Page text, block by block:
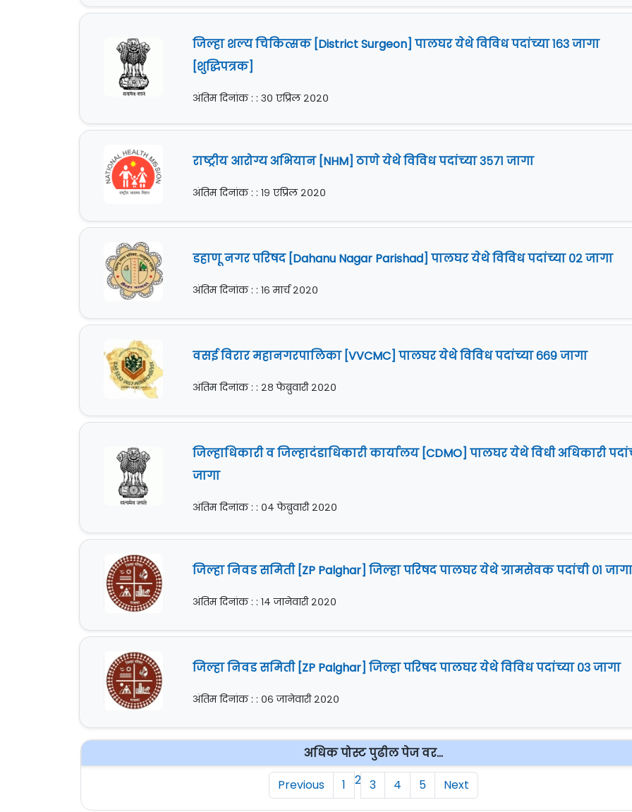
जिल्हा शल्य चिकित्सक [District Surgeon] पालघर येथे विविध पदांच्या १६३ जागा
[शुद्धिपत्रक]
अंतिम दिनांक : : ३० एप्रिल २०२०
राष्ट्रीय आरोग्य अभियान [NHM] ठाणे येथे विविध पदांच्या ३५७१ जागा
अंतिम दिनांक : : १९ एप्रिल २०२०
डहाणू नगर परिषद [Dahanu Nagar Parishad] पालघर येथे विविध पदांच्या ०२ जागा
अंतिम दिनांक : : १६ मार्च २०२०
वसई विरार महानगरपालिका [VVCMC] पालघर येथे विविध पदांच्या ६६९ जागा
अंतिम दिनांक : : २८ फेब्रुवारी २०२०
जिल्हाधिकारी व जिल्हादंडाधिकारी कार्यालय [CDMO] पालघर येथे विधी अधिकारी
जागा
अंतिम दिनांक : : ०४ फेब्रुवारी २०२०
जिल्हा निवड समिती [ZP Palghar] जिल्हा परिषद पालघर येथे ग्रामसेवक पदांची ०१
अंतिम दिनांक : : १४ जानेवारी २०२०
जिल्हा निवड समिती [ZP Palghar] जिल्हा परिषद पालघर येथे विविध पदांच्या ०३ जागा
अंतिम दिनांक : : ०६ जानेवारी २०२०
अधिक पोस्ट पुढील पेज वर...
Previous
1 2 3 4 5 Next